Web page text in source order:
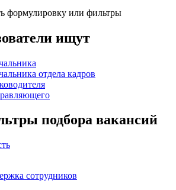
формулировку или фильтры
ищут
отдела кадров
подбора вакансий
сотрудников